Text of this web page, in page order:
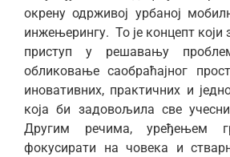
окрену одрживој урбаној
инжењерингу. То је концепт који
приступ у решавању
обликовање саобраћајног
иновативних, практичних и
која би задовољила све
Другим речима, уређењем
фокусирати на човека и